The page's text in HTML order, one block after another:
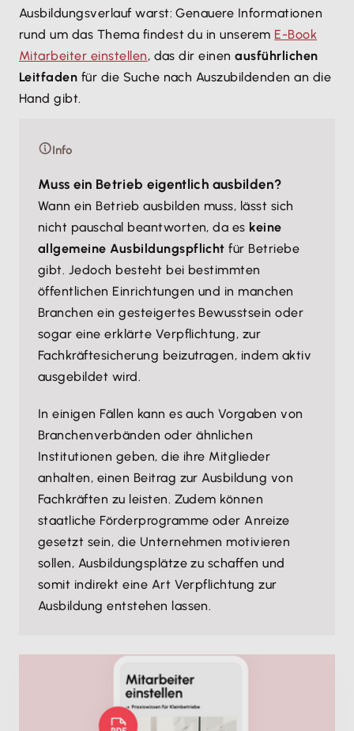
Ausbildungsverlauf warst: Genauere Informationen
rund um das Thema findest du in unserem E-Book
Mitarbeiter einstellen, das dir einenausführlichen
Leitfaden für die Suche nach Auszubildenden an die
Hand gibt.
Info
Muss ein Betrieb eigentlich ausbilden?
Wann ein Betrieb ausbilden muss, lässt sich
nicht pauschal beantworten, da es keine
allgemeine Ausbildungspflicht für Betriebe
gibt. Jedoch besteht bei bestimmten
öffentlichen Einrichtungen und in manchen
Branchen ein gesteigertes Bewusstsein oder
sogar eine erklärte Verpflichtung, zur
Fachkräftesicherung beizutragen, indem aktiv
ausgebildet wird.
In einigen Fällen kann es auch Vorgaben von
Branchenverbänden oder ähnlichen
Institutionen geben, die ihre Mitglieder
anhalten, einen Beitrag zur Ausbildung von
Fachkräften zu leisten. Zudem können
staatliche Förderprogramme oder Anreize
gesetzt sein, die Unternehmen motivieren
sollen, Ausbildungsplätze zu schaffen und
somit indirekt eine Art Verpflichtung zur
Ausbildung entstehen lassen.